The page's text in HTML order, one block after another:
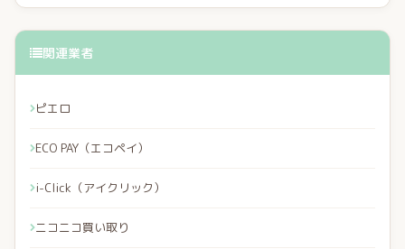
関連業者
ピエロ
ECO PAY（エコペイ）
i-Click（アイクリック）
ニコニコ買い取り